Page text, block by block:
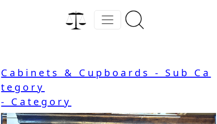
Cabinets & Cupboards - Sub Ca
tegory
- Category